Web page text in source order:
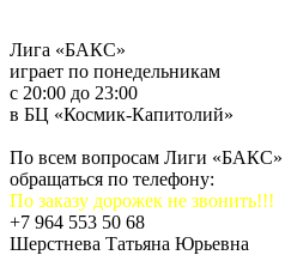
Лига «БАКС»
играет по понедельникам
с 20:00 до 23:00
в БЦ «Космик-Капитолий»
По всем вопросам Лиги «БАКС»
обращаться по телефону:
По заказу дорожек не звонить!!!
+7 964 553 50 68
Шерстнева Татьяна Юрьевна